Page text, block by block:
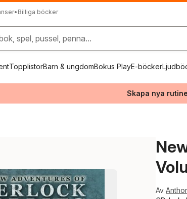
• Billiga böcker
spel, pussel, penna...
TopplistorBarn & ungdomBokus PlayE-böcker
Skapa nya
Av